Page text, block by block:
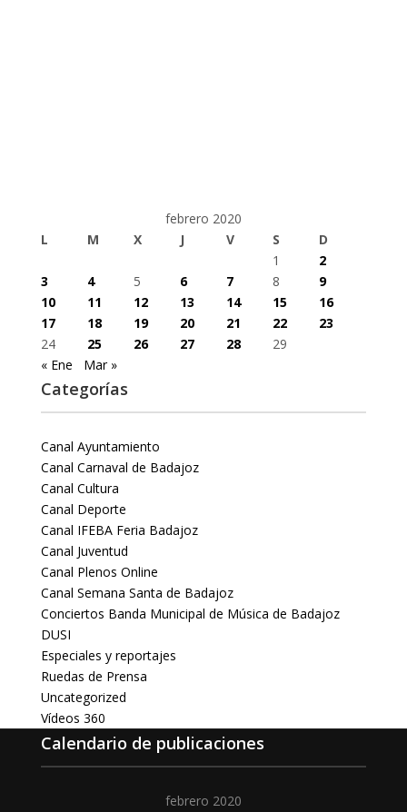
febrero 2020
L
M X J V S
D
1
2
3
4 5 6 7 8
9
10
11 12 13 14 15
16
17
18 19 20 21 22
23
24
25 26 27 28
29
« Ene
Mar »
Categorías
Canal Ayuntamiento
Canal Carnaval de Badajoz
Canal Cultura
Canal Deporte
Canal IFEBA Feria Badajoz
Canal Juventud
Canal Plenos Online
Canal Semana Santa de Badajoz
Conciertos Banda Municipal de Música de Badajoz
DUSI
Especiales y reportajes
Ruedas de Prensa
Uncategorized
Vídeos 360
Calendario de publicaciones
febrero 2020